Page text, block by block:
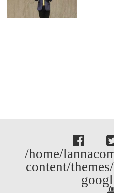
/home/
content/